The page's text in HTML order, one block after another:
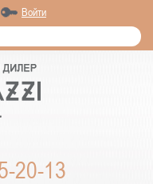
Войти
20-13